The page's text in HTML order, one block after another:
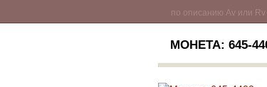
по описанию Av или Rv
МОНЕТА: 645-